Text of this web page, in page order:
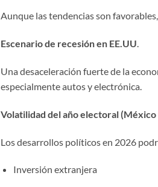
Aunque las tendencias son
Escenario de recesión en EE.UU.
Una desaceleración fuerte de la
especialmente autos y electrónica.
Volatilidad del año electoral (México
Los desarrollos políticos en 2026
Inversión extranjera